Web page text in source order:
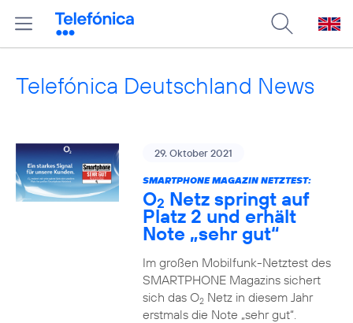
Telefónica Deutschland News
29. Oktober 2021
SMARTPHONE MAGAZIN NETZTEST:
O2 Netz springt auf
Platz 2 und erhält
Note „sehr gut“
Im großen Mobilfunk-Netztest des
SMARTPHONE Magazins sichert
sich das O2Netz in diesem Jahr
erstmals die Note „sehr gut“.